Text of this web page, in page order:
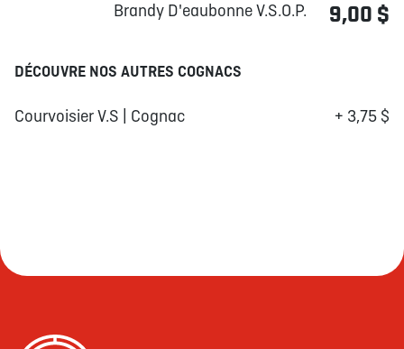
Brandy D'eaubonne V.S.O.P. 9,00 $
DÉCOUVRE NOS AUTRES COGNACS
Courvoisier V.S | Cognac + 3,75 $